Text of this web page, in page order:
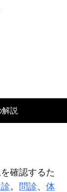
解説
確認するた
。 問診、 体